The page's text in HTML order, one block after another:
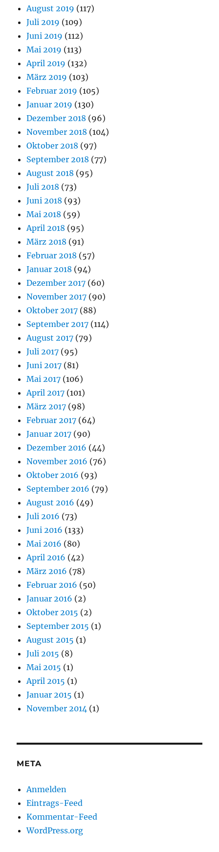
August 2019 (117)
Juli 2019 (109)
Juni 2019 (112)
Mai 2019 (113)
April 2019 (132)
März 2019 (103)
Februar 2019 (105)
Januar 2019 (130)
Dezember 2018 (96)
November 2018 (104)
Oktober 2018 (97)
September 2018 (77)
August 2018 (95)
Juli 2018 (73)
Juni 2018 (93)
Mai 2018 (59)
April 2018 (95)
März 2018 (91)
Februar 2018 (57)
Januar 2018 (94)
Dezember 2017 (60)
November 2017 (90)
Oktober 2017 (88)
September 2017 (114)
August 2017 (79)
Juli 2017 (95)
Juni 2017 (81)
Mai 2017 (106)
April 2017 (101)
März 2017 (98)
Februar 2017 (64)
Januar 2017 (90)
Dezember 2016 (44)
November 2016 (76)
Oktober 2016 (93)
September 2016 (79)
August 2016 (49)
Juli 2016 (73)
Juni 2016 (133)
Mai 2016 (80)
April 2016 (42)
März 2016 (78)
Februar 2016 (50)
Januar 2016 (2)
Oktober 2015 (2)
September 2015 (1)
August 2015 (1)
Juli 2015 (8)
Mai 2015 (1)
April 2015 (1)
Januar 2015 (1)
November 2014 (1)
META
Anmelden
Eintrags-Feed
Kommentar-Feed
WordPress.org